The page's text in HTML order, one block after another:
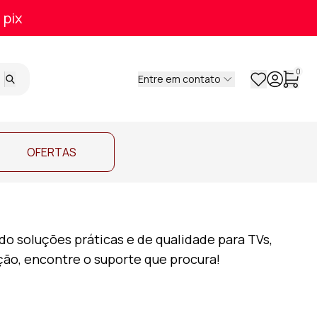
pix
Entre em contato
0
OFERTAS
soluções práticas e de qualidade para TVs,
encontre o suporte que procura!